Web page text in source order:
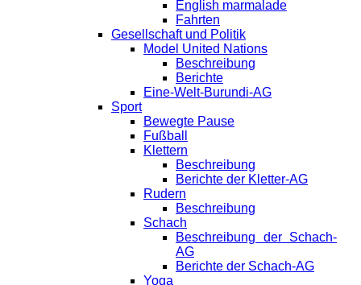
English marmalade
Fahrten
Gesellschaft und Politik
Model United Nations
Beschreibung
Berichte
Eine-Welt-Burundi-AG
Sport
Bewegte Pause
Fußball
Klettern
Beschreibung
Berichte der Kletter-AG
Rudern
Beschreibung
Schach
Beschreibung der Schach-
AG
Berichte der Schach-AG
Yoga